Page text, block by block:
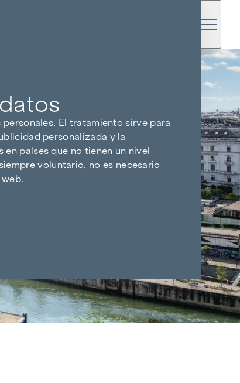
El tratamiento sirve para
personalizada y la
países que no tienen un nivel
voluntario, no es necesario